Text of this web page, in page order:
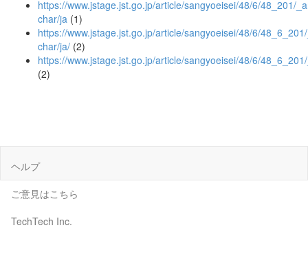
https://www.jstage.jst.go.jp/article/sangyoeisei/48/6/48_201/
char/ja (1)
https://www.jstage.jst.go.jp/article/sangyoeisei/48/6/
char/ja/ (2)
https://www.jstage.jst.go.jp/article/sangyoeisei/48/6/
(2)
ヘルプ
ご意見はこちら
TechTech Inc.